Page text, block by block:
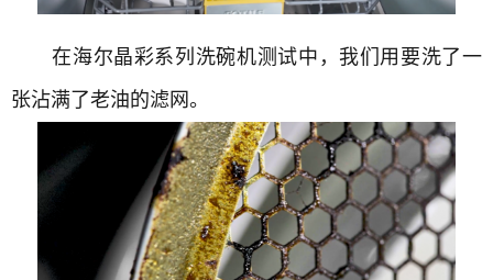
在海尔晶彩系列洗碗机测试中，我们用要洗了一
张沾满了老油的滤网。